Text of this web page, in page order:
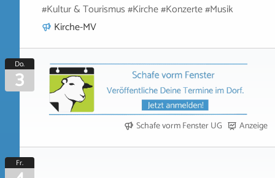
#Kultur & Tourismus #Kirche #Konzerte #Musik
Kirche-MV
Do.
3
Schafe vorm Fenster UG Anzeige
Fr.